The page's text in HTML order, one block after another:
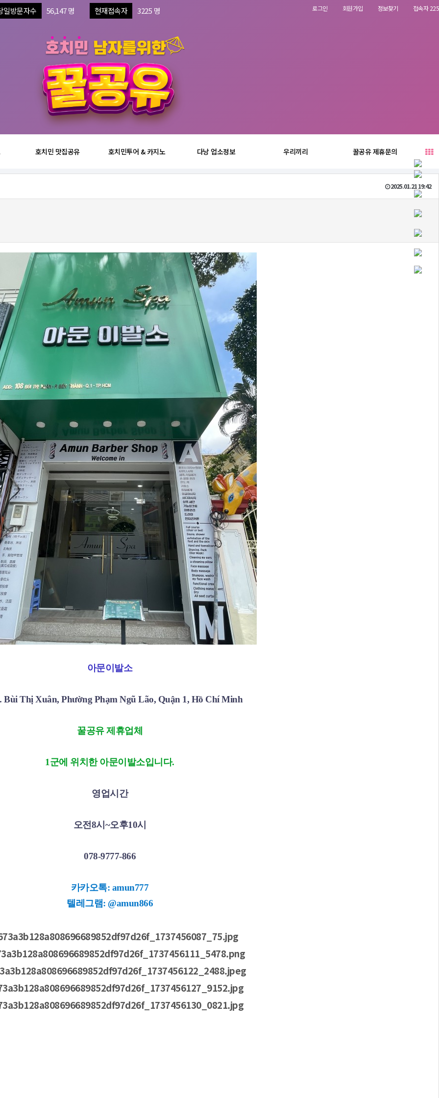
일방문자수 56,147 명 현재접속자 3225 명 로그인 회원가입 정보찾기 접속자 225
호치민 맛집공유 호치민투어 & 카지노 다낭 업소정보 우리끼리 꿀공유 제휴문의
2025.01.21 19:42
아문이발소
Bùi Thị Xuân, Phường Phạm Ngũ Lão, Quận 1, Hồ Chí Minh
꿀공유 제휴업체
1군에 위치한 아문이발소입니다.
영업시간
오전8시~오후10시
078-9777-866
카카오톡: amun777
텔레그램: @amun866